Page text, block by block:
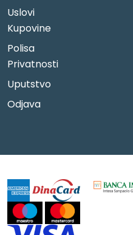
Uslovi
Kupovine
Polisa
Privatnosti
Uputstvo
Odjava